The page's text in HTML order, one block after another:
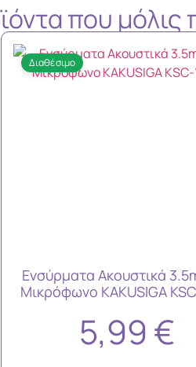
που
Διαθέσιμο
Ενσύρματα Ακουστικά
Μικρόφωνο KAKUSIGA
5,99 €